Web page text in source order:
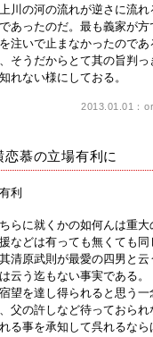
川の河の流れが逆さに流
あったのだ。最も義家が
注いで止まなかったので
そうだからとて其の旨判
れない様にしておる。
2013.01.01：
慕の立場有利に
利
らに就くかの如何んは重
などは有っても無くても
清原武則が最愛の四男と
云う迄もない事実である。
望を達し得られると思う
父の許しなど待っておら
る事を承知して呉れるな